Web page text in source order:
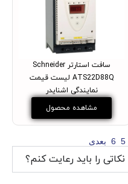
سافت استارتر Schneider
ATS22D88Q لیست قیمت
نمایندگی اشنایدر
مشاهده محصول
5
6 بعدی
را باید رعایت کنم؟